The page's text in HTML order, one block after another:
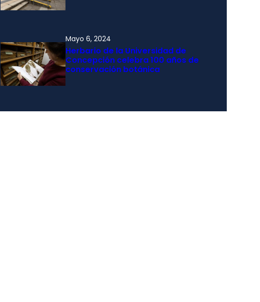
Mayo 6, 2024
Herbario de la Universidad de
Concepción celebra 100 años de
conservación botánica